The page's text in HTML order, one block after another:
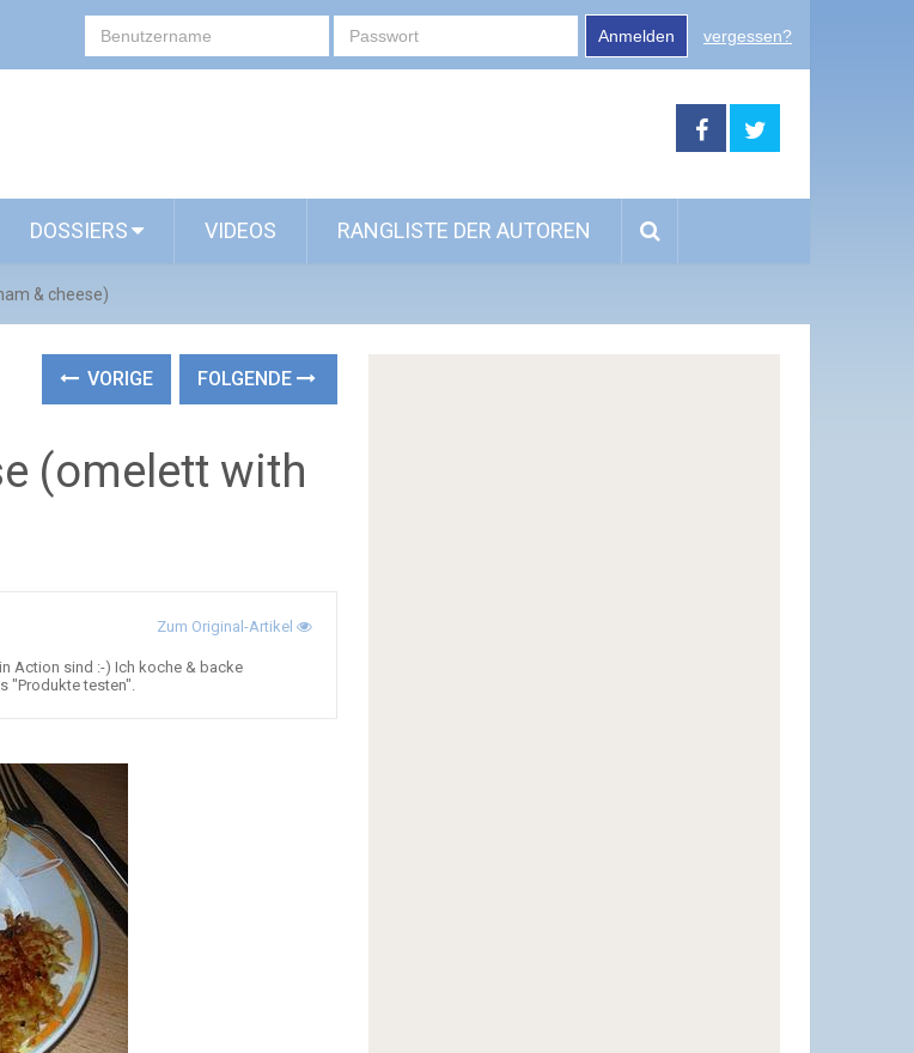
Anmelden vergessen?
DOSSIERS VIDEOS RANGLISTE DER AUTOREN
& cheese)
VORIGE FOLGENDE
(omelett with
Zum Original-Artikel
Action sind :-) Ich koche & backe
"Produkte testen".